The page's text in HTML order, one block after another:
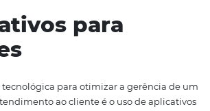
pousadas e hotéis de pequeno a
para este fim disponíveis no mercado.
a gestão financeira registrando
De maneira online, é possível